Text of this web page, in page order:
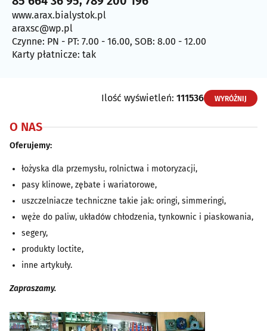
www.arax.bialystok.pl
araxsc@wp.pl
Czynne: PN - PT: 7.00 - 16.00, SOB: 8.00 - 12.00
Karty płatnicze: tak
Ilość wyświetleń: 111536 WYRÓŻNIJ
O NAS
Oferujemy:
łożyska dla przemysłu, rolnictwa i motoryzacji,
pasy klinowe, zębate i wariatorowe,
uszczelniacze techniczne takie jak: oringi, simmeringi,
węże do paliw, układów chłodzenia, tynkownic i piaskowania,
segery,
produkty loctite,
inne artykuły.
Zapraszamy.